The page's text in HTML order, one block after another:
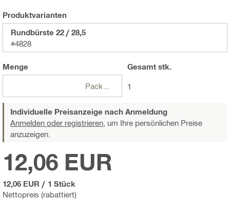
Produktvarianten
Rundbürste 22 / 28,5
#4828
Menge
Packungen
Gesamtstk.
1
Individuelle Preisanzeige nach Anmeldung
Anmelden oder registrieren, um Ihre persönlichen Preise
anzuzeigen.
Nettopreis (rabattiert)
12,06 EUR
12,06 EUR / 1 Stück